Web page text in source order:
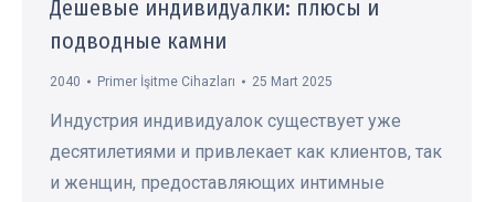
Дешевые индивидуалки: плюсы и
подводные камни
2040 Primer İşitme Cihazları 25 Mart 2025
Индустрия индивидуалок существует уже
десятилетиями и привлекает как клиентов, так
и женщин, предоставляющих интимные